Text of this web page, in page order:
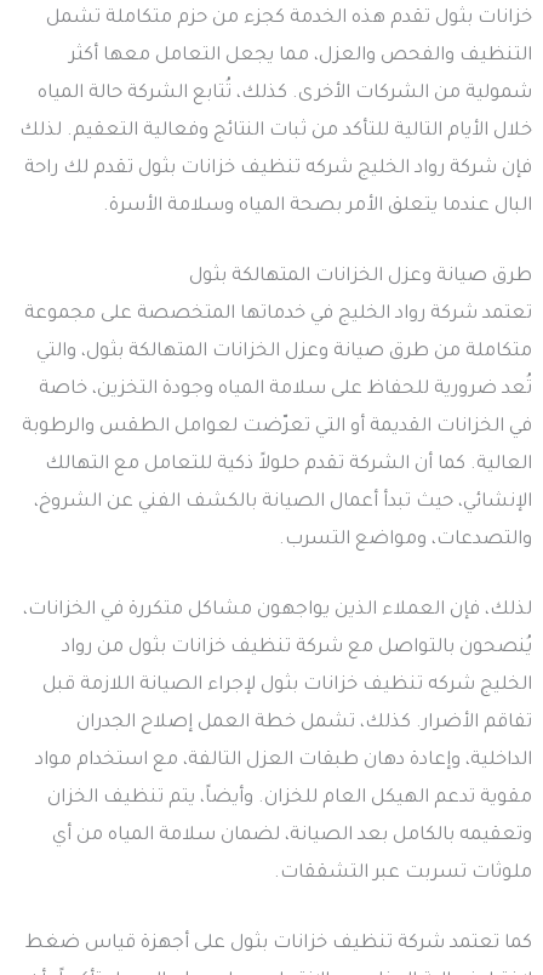
خزانات بثول تقدم هذه الخدمة كجزء من حزم متكاملة تشمل
التنظيف والفحص والعزل، مما يجعل التعامل معها أكثر
شمولية من الشركات الأخرى. كذلك، تُتابع الشركة حالة المياه
خلال الأيام التالية للتأكد من ثبات النتائج وفعالية التعقيم. لذلك
فإن شركة رواد الخليج شركه تنظيف خزانات بثول تقدم لك راحة
البال عندما يتعلق الأمر بصحة المياه وسلامة الأسرة.
طرق صيانة وعزل الخزانات المتهالكة بثول
تعتمد شركة رواد الخليج في خدماتها المتخصصة على مجموعة
متكاملة من طرق صيانة وعزل الخزانات المتهالكة بثول، والتي
تُعد ضرورية للحفاظ على سلامة المياه وجودة التخزين، خاصة
في الخزانات القديمة أو التي تعرّضت لعوامل الطقس والرطوبة
العالية. كما أن الشركة تقدم حلولاً ذكية للتعامل مع التهالك
الإنشائي، حيث تبدأ أعمال الصيانة بالكشف الفني عن الشروخ،
والتصدعات، ومواضع التسرب.
لذلك، فإن العملاء الذين يواجهون مشاكل متكررة في الخزانات،
يُنصحون بالتواصل مع شركة تنظيف خزانات بثول من رواد
الخليج شركه تنظيف خزانات بثول لإجراء الصيانة اللازمة قبل
تفاقم الأضرار. كذلك، تشمل خطة العمل إصلاح الجدران
الداخلية، وإعادة دهان طبقات العزل التالفة، مع استخدام مواد
مقوية تدعم الهيكل العام للخزان. وأيضاً، يتم تنظيف الخزان
وتعقيمه بالكامل بعد الصيانة، لضمان سلامة المياه من أي
ملوثات تسربت عبر التشققات.
كما تعتمد شركة تنظيف خزانات بثول على أجهزة قياس ضغط